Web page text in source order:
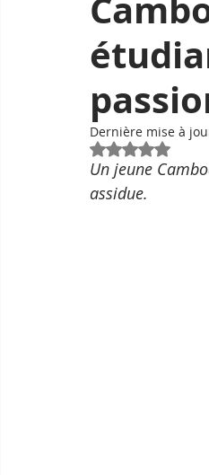
Dernière mise à
Noté NaN
Un jeune
assidue.